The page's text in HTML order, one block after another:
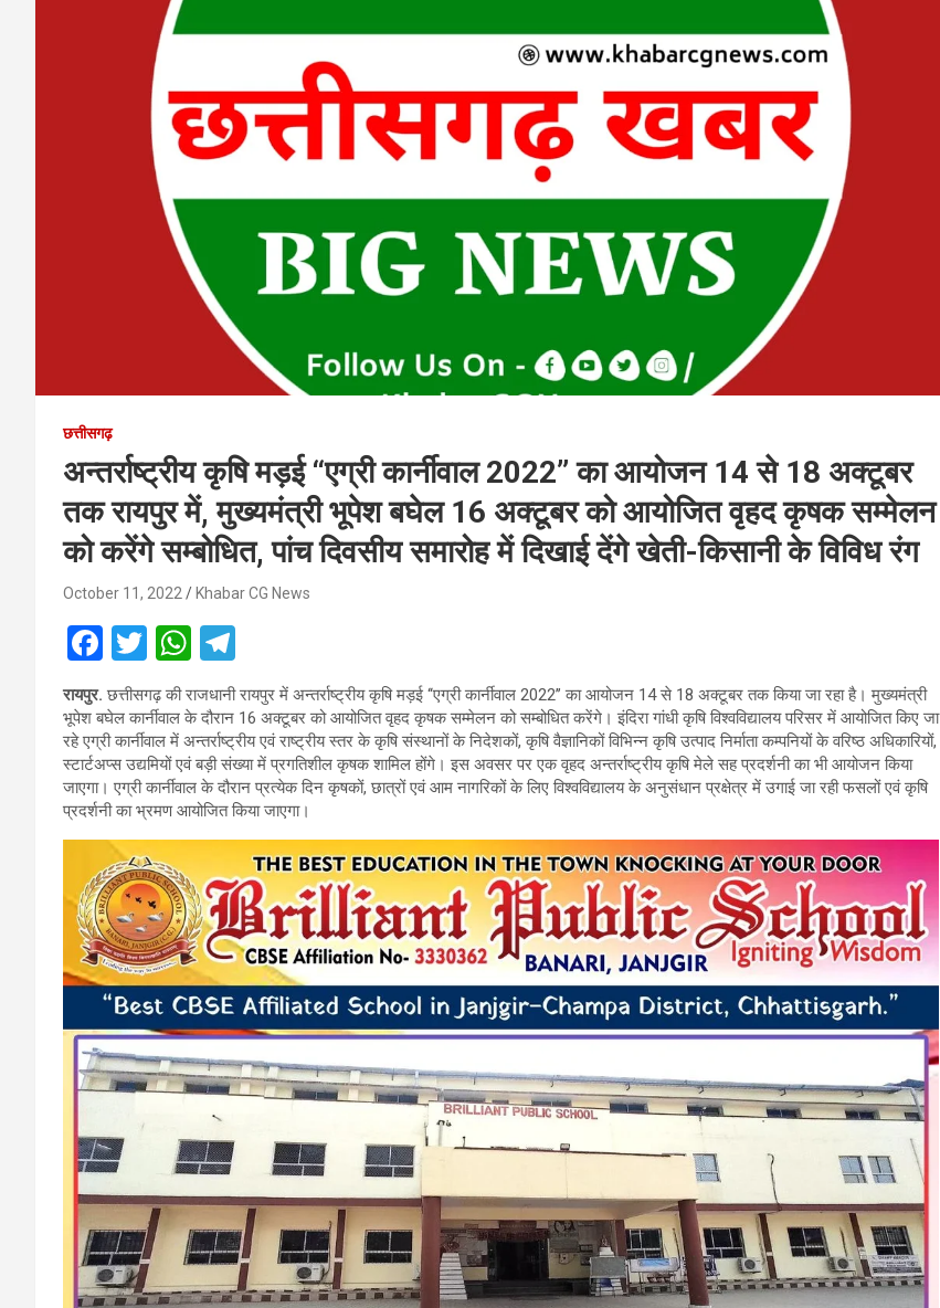
छत्तीसगढ़
अन्तर्राष्ट्रीय कृषि मड़ई ‘‘एग्री कार्नीवाल 2022’’ का आयोजन 14 से 18 अक्टूबर
तक रायपुर में, मुख्यमंत्री भूपेश बघेल 16 अक्टूबर को आयोजित वृहद कृषक सम्मेलन
को करेंगे सम्बोधित, पांच दिवसीय समारोह में दिखाई देंगे खेती-किसानी के विविध रंग
October 11, 2022 Khabar CG News
F
a
ce
b
o
o
k
T
wi
tt
er
W
h
at
s
A
p
p
el
e
gr
a
m
रायपुर. छत्तीसगढ़ की राजधानी रायपुर में अन्तर्राष्ट्रीय कृषि मड़ई ‘‘एग्री कार्नीवाल 2022’’ का आयोजन 14 से 18 अक्टूबर तक किया जा रहा है। मुख्यमंत्री
भूपेश बघेल कार्नीवाल के दौरान 16 अक्टूबर को आयोजित वृहद कृषक सम्मेलन को सम्बोधित करेंगे। इंदिरा गांधी कृषि विश्वविद्यालय परिसर में आयोजित किए जा
रहे एग्री कार्नीवाल में अन्तर्राष्ट्रीय एवं राष्ट्रीय स्तर के कृषि संस्थानों के निदेशकों, कृषि वैज्ञानिकों विभिन्न कृषि उत्पाद निर्माता कम्पनियों के वरिष्ठ अधिकारियों,
स्टार्टअप्स उद्यमियों एवं बड़ी संख्या में प्रगतिशील कृषक शामिल होंगे। इस अवसर पर एक वृहद अन्तर्राष्ट्रीय कृषि मेले सह प्रदर्शनी का भी आयोजन किया
जाएगा। एग्री कार्नीवाल के दौरान प्रत्येक दिन कृषकों, छात्रों एवं आम नागरिकों के लिए विश्वविद्यालय के अनुसंधान प्रक्षेत्र में उगाई जा रही फसलों एवं कृषि
प्रदर्शनी का भ्रमण आयोजित किया जाएगा।